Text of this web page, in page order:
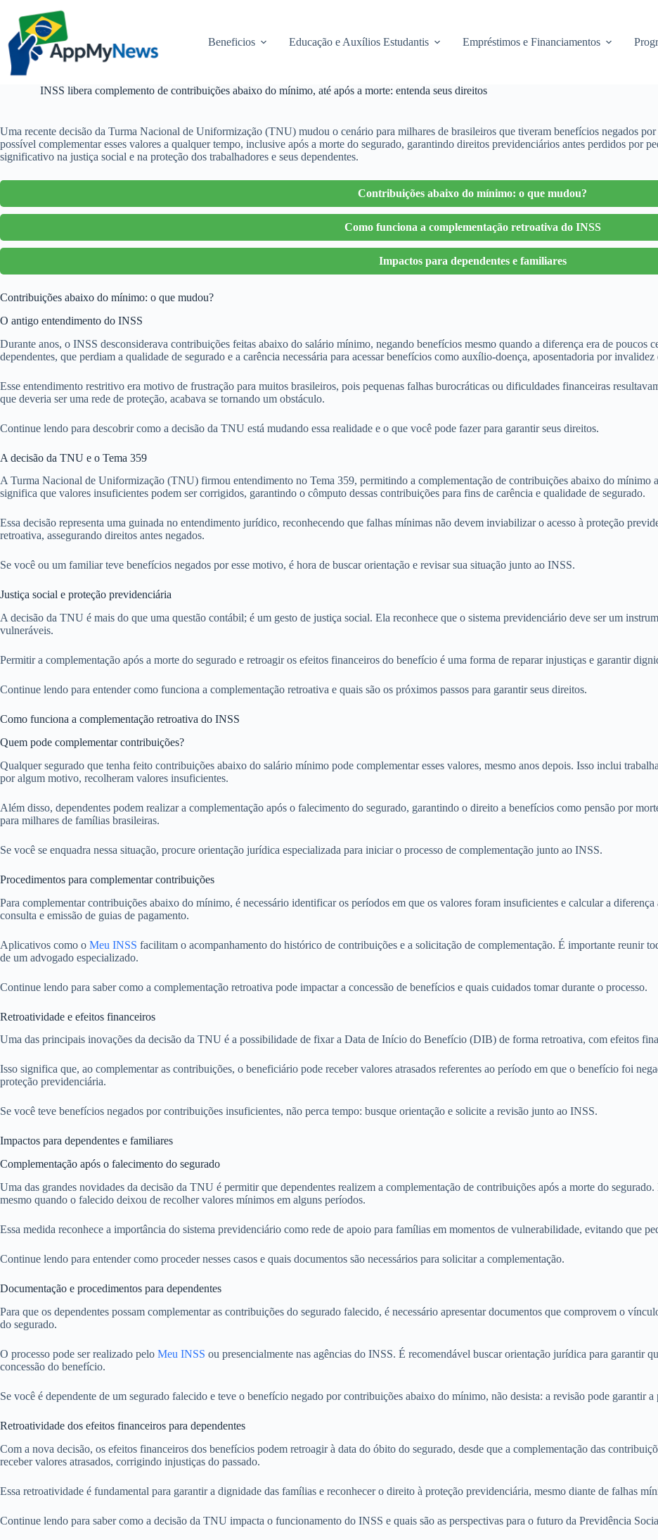
conteúdo
Beneficios Educação e Auxílios Estudantis Empréstimos e Financiamentos
INSS libera complemento de contribuições abaixo do mínimo, até após a morte: entenda seus direitos
Uma recente decisão da Turma Nacional de Uniformização (TNU) mudou o cenário para milhares de brasileiros que tiveram benefícios negados
possível complementar esses valores a qualquer tempo, inclusive após a morte do segurado, garantindo direitos previdenciários antes perdidos por
significativo na justiça social e na proteção dos trabalhadores e seus dependentes.
Contribuições abaixo do mínimo: o que mudou?
Como funciona a complementação retroativa do INSS
Impactos para dependentes e familiares
Contribuições abaixo do mínimo: o que mudou?
O antigo entendimento do INSS
Durante anos, o INSS desconsiderava contribuições feitas abaixo do salário mínimo, negando benefícios mesmo quando a diferença era de poucos
dependentes, que perdiam a qualidade de segurado e a carência necessária para acessar benefícios como auxílio-doença, aposentadoria por invalidez
Esse entendimento restritivo era motivo de frustração para muitos brasileiros, pois pequenas falhas burocráticas ou dificuldades financeiras
que deveria ser uma rede de proteção, acabava se tornando um obstáculo.
Continue lendo para descobrir como a decisão da TNU está mudando essa realidade e o que você pode fazer para garantir seus direitos.
A decisão da TNU e o Tema 359
A Turma Nacional de Uniformização (TNU) firmou entendimento no Tema 359, permitindo a complementação de contribuições abaixo do mínimo
significa que valores insuficientes podem ser corrigidos, garantindo o cômputo dessas contribuições para fins de carência e qualidade de segurado.
Essa decisão representa uma guinada no entendimento jurídico, reconhecendo que falhas mínimas não devem inviabilizar o acesso à proteção
retroativa, assegurando direitos antes negados.
Se você ou um familiar teve benefícios negados por esse motivo, é hora de buscar orientação e revisar sua situação junto ao INSS.
Justiça social e proteção previdenciária
A decisão da TNU é mais do que uma questão contábil; é um gesto de justiça social. Ela reconhece que o sistema previdenciário deve ser um
vulneráveis.
Permitir a complementação após a morte do segurado e retroagir os efeitos financeiros do benefício é uma forma de reparar injustiças e garantir
Continue lendo para entender como funciona a complementação retroativa e quais são os próximos passos para garantir seus direitos.
Como funciona a complementação retroativa do INSS
Quem pode complementar contribuições?
Qualquer segurado que tenha feito contribuições abaixo do salário mínimo pode complementar esses valores, mesmo anos depois. Isso inclui
por algum motivo, recolheram valores insuficientes.
Além disso, dependentes podem realizar a complementação após o falecimento do segurado, garantindo o direito a benefícios como pensão por
para milhares de famílias brasileiras.
Se você se enquadra nessa situação, procure orientação jurídica especializada para iniciar o processo de complementação junto ao INSS.
Procedimentos para complementar contribuições
Para complementar contribuições abaixo do mínimo, é necessário identificar os períodos em que os valores foram insuficientes e calcular a
consulta e emissão de guias de pagamento.
Aplicativos como o Meu INSS facilitam o acompanhamento do histórico de contribuições e a solicitação de complementação. É importante reunir
de um advogado especializado.
Continue lendo para saber como a complementação retroativa pode impactar a concessão de benefícios e quais cuidados tomar durante o processo.
Retroatividade e efeitos financeiros
Uma das principais inovações da decisão da TNU é a possibilidade de fixar a Data de Início do Benefício (DIB) de forma retroativa, com efeitos
Isso significa que, ao complementar as contribuições, o beneficiário pode receber valores atrasados referentes ao período em que o benefício foi
proteção previdenciária.
Se você teve benefícios negados por contribuições insuficientes, não perca tempo: busque orientação e solicite a revisão junto ao INSS.
Impactos para dependentes e familiares
Complementação após o falecimento do segurado
Uma das grandes novidades da decisão da TNU é permitir que dependentes realizem a complementação de contribuições após a morte do
mesmo quando o falecido deixou de recolher valores mínimos em alguns períodos.
Essa medida reconhece a importância do sistema previdenciário como rede de apoio para famílias em momentos de vulnerabilidade, evitando que
Continue lendo para entender como proceder nesses casos e quais documentos são necessários para solicitar a complementação.
Documentação e procedimentos para dependentes
Para que os dependentes possam complementar as contribuições do segurado falecido, é necessário apresentar documentos que comprovem o
do segurado.
O processo pode ser realizado pelo Meu INSS ou presencialmente nas agências do INSS. É recomendável buscar orientação jurídica para garantir
concessão do benefício.
Se você é dependente de um segurado falecido e teve o benefício negado por contribuições abaixo do mínimo, não desista: a revisão pode garantir
Retroatividade dos efeitos financeiros para dependentes
Com a nova decisão, os efeitos financeiros dos benefícios podem retroagir à data do óbito do segurado, desde que a complementação das
receber valores atrasados, corrigindo injustiças do passado.
Essa retroatividade é fundamental para garantir a dignidade das famílias e reconhecer o direito à proteção previdenciária, mesmo diante de falhas
Continue lendo para saber como a decisão da TNU impacta o funcionamento do INSS e quais são as perspectivas para o futuro da Previdência